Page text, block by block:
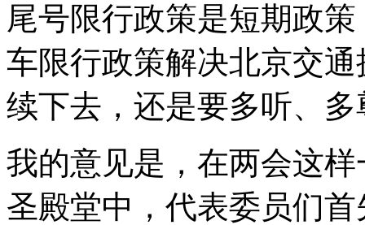
尾号限行政策是短期政
车限行政策解决北京交
续下去，还是要多听、
我的意见是，在两会这
圣殿堂中，代表委员们